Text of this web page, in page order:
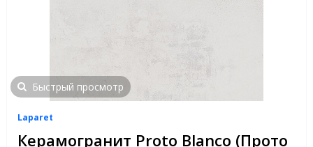
Быстрый просмотр
Laparet
Керамогранит Proto Blanco (Прото